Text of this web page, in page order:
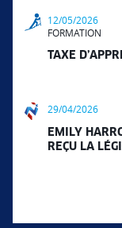
12/05/2026
FORMATION
TAXE
29/04/2026
EMILY
REÇU LA